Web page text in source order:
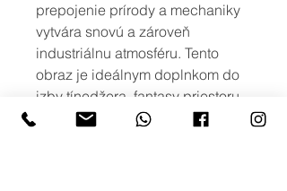
prepojenie prírody a mechaniky
vytvára snovú a zároveň
industriálnu atmosféru. Tento
obraz je ideálnym doplnkom do
izby tínedžera, fantasy priestoru
alebo interiéru s umeleckou